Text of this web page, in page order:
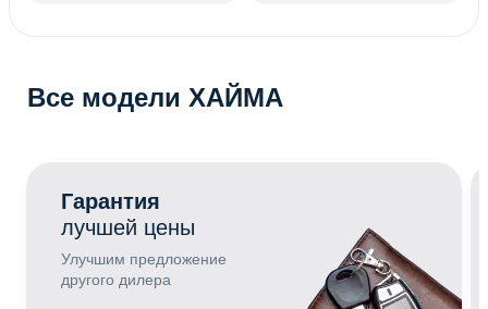
Все модели ХАЙМА
Гарантия
лучшей цены
Улучшим предложение
другого дилера